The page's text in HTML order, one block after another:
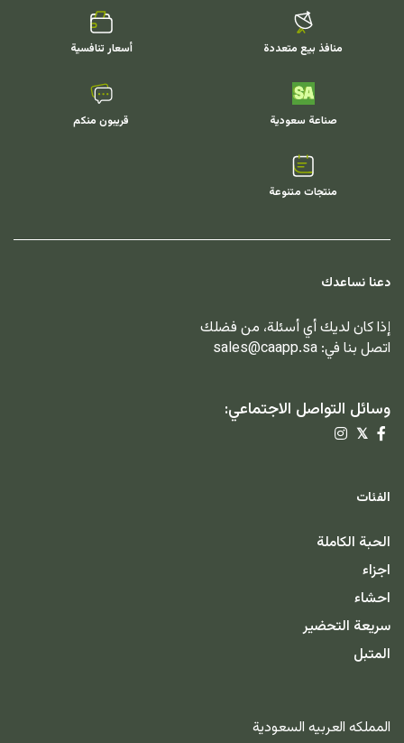
منافذ بيع متعددة أسعار تنافسية
صناعة سعودية قريبون منكم
منتجات متنوعة
دعنا نساعدك
إذا كان لديك أي أسئلة، من فضلك
اتصل بنا في: sales@caapp.sa
وسائل التواصل الاجتماعي:
𝕏
الفئات
الحبة الكاملة
اجزاء
احشاء
سريعة التحضير
المتبل
المملكه العربيه السعودية